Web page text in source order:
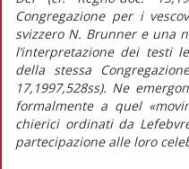
Congregazione per i
svizzero N. Brunner e una
l’interpretazione dei testi
della stessa
17,1997,528ss). Ne
formalmente a quel
chierici ordinati da
partecipazione alle loro